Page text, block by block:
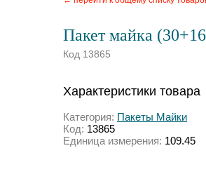
Пакет майка
Код 13865
Характеристики товара
Категория: Пакеты Майки
Код: 13865
Единица измерения: 109.45